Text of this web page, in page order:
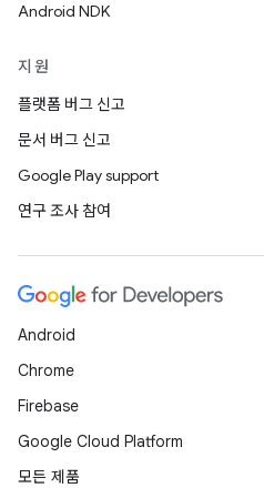
Android NDK
지원
플랫폼 버그 신고
문서 버그 신고
Google Play support
연구 조사 참여
Android
Chrome
Firebase
Google Cloud Platform
모든 제품